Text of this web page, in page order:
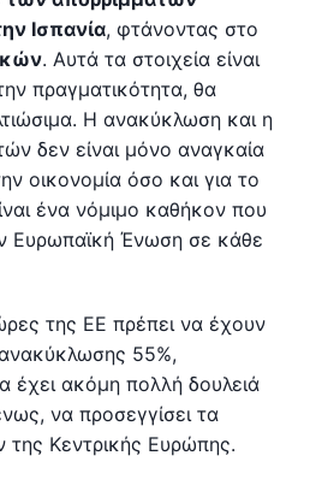
Ισπανία, φτάνοντας στο
. Αυτά τα στοιχεία είναι
πραγματικότητα, θα
Η ανακύκλωση και η
δεν είναι μόνο αναγκαία
οικονομία όσο και για το
ένα νόμιμο καθήκον που
Ευρωπαϊκή Ένωση σε κάθε
της ΕΕ πρέπει να έχουν
55%,
έχει ακόμη πολλή δουλειά
να προσεγγίσει τα
Κεντρικής Ευρώπης.